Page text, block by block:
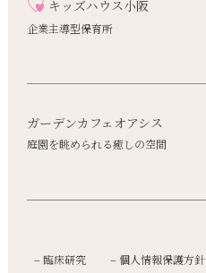
キッズハウス小阪
企業主導型保育所
ガーデンカフェオアシス
庭園を眺められる癒しの空間
– 臨床研究 – 個人情報保護方針